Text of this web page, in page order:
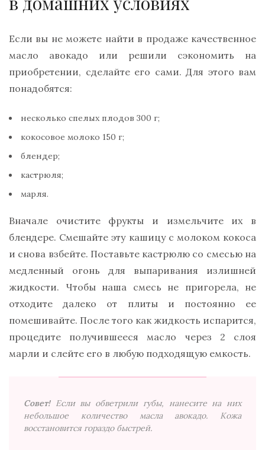
Если вы не можете найти в продаже качественное
масло авокадо или решили сэкономить на
приобретении, сделайте его сами. Для этого вам
понадобятся:
несколько спелых плодов 300 г;
кокосовое молоко 150 г;
блендер;
кастрюля;
марля.
Вначале очистите фрукты и измельчите их в
блендере. Смешайте эту кашицу с молоком кокоса
и снова взбейте. Поставьте кастрюлю со смесью на
медленный огонь для выпаривания излишней
жидкости. Чтобы наша смесь не пригорела, не
отходите далеко от плиты и постоянно ее
помешивайте. После того как жидкость испарится,
процедите получившееся масло через 2 слоя
марли и слейте его в любую подходящую емкость.
Совет! Если вы обветрили губы, нанесите на них
небольшое количество масла авокадо. Кожа
восстановится гораздо быстрей.